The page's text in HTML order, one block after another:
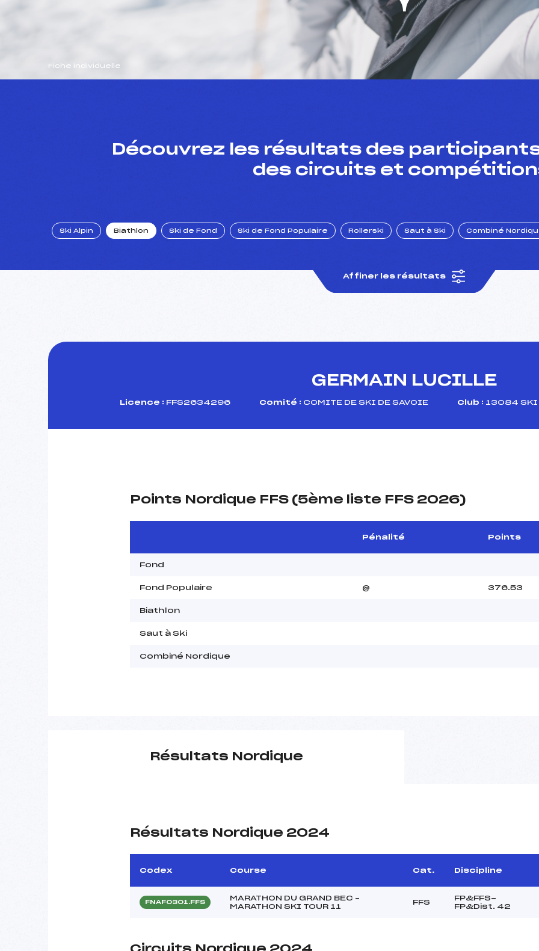
Fiche individuelle
Découvrez les résultats des participants
des circuits et
Ski Alpin Biathlon Ski de Fond Ski de Fond Populaire Rollerski Saut à Ski Combiné
Affiner les résultats
GERMAIN LUCILLE
Licence : FFS2634296 Comité : COMITE DE SKI DE SAVOIE Club : 13084 SKI
Points Nordique FFS (5ème liste FFS 2026)
Pénalité Points
Fond
Fond Populaire @ 376.53
Biathlon
Saut à Ski
Combiné Nordique
Résultats Nordique
Résultats Nordique 2024
Codex Course Cat. Discipline
FNAF0301.FFS
MARATHON DU GRAND BEC –
MARATHON SKI TOUR 11
FFS
FP&FFS-
FP&Dist. 42